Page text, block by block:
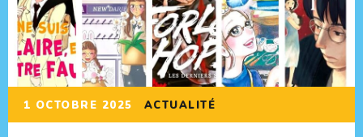
1 OCTOBRE 2025 ACTUALITÉ